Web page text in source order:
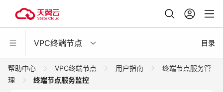
VPC终端节点 目录
帮助中心 VPC终端节点 用户指南
终端节点服务管
理
终端节点服务监控